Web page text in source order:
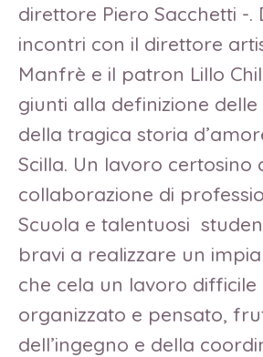
direttore Piero Sacchetti -.
incontri con il direttore
Manfrè e il patron Lillo
giunti alla definizione
della tragica storia
Scilla. Un lavoro certosino
collaborazione di
Scuola e talentuosi
bravi a realizzare un
che cela un lavoro difficile
organizzato e pensato,
dell’ingegno e della